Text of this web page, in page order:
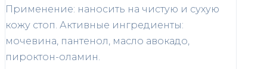
Применение: наносить на чистую и сухую
кожу стоп. Активные ингредиенты:
мочевина, пантенол, масло авокадо,
пироктон-оламин.